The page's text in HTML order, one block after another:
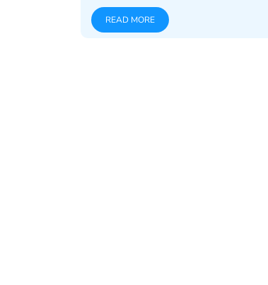
READ MORE